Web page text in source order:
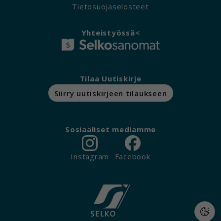
Tietosuojaselosteet
Yhteistyössä<
Tilaa Uutiskirje
Siirry uutiskirjeen tilaukseen
Sosiaaliset mediamme
Instagram Facebook